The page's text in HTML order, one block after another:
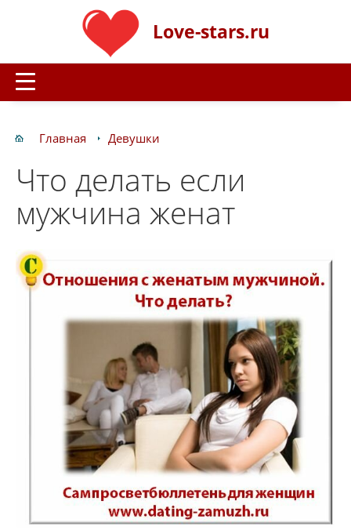
Love-stars.ru
Главная Девушки
Что делать если
мужчина женат